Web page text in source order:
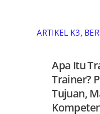
ARTIKEL K3,
Apa Itu
Trainer?
Tujuan,